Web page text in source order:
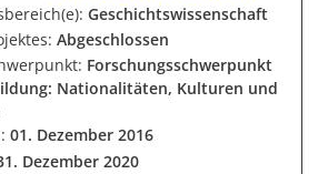
Geschichtswissenschaft
Abgeschlossen
Forschungsschwerpunkt
Nationalitäten, Kulturen und
01. Dezember 2016
Dezember 2020